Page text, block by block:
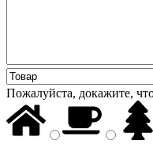
Пожалуйста, докажите,